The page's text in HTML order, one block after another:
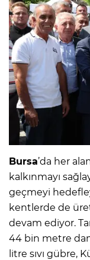
Bursa’da her
kalkınmayı
geçmeyi
kentlerde de
devam ediyor.
44 bin metre
litre sıvı gübre,